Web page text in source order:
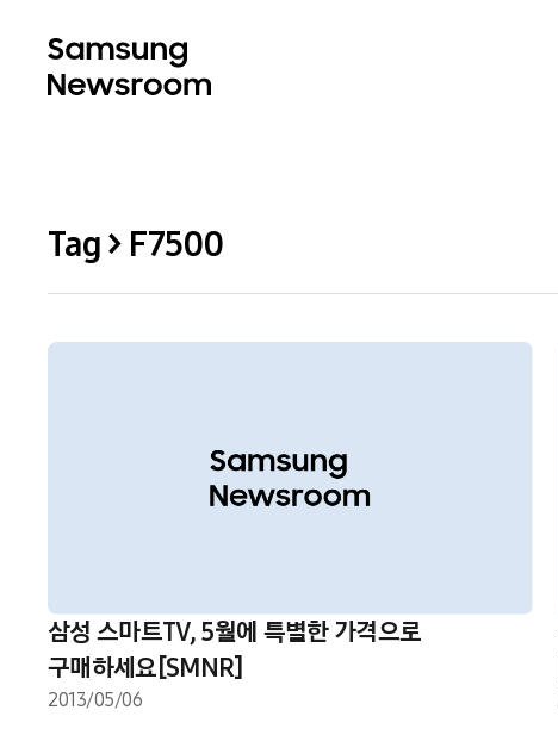
Tag > F7500
삼성 스마트TV, 5월에 특별한 가격으로
구매하세요[SMNR]
2013/05/06